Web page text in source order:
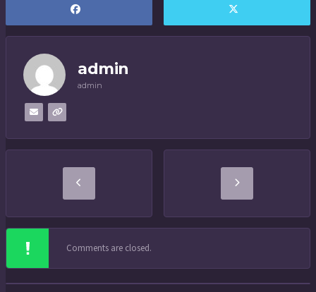
admin
admin
Comments are closed.